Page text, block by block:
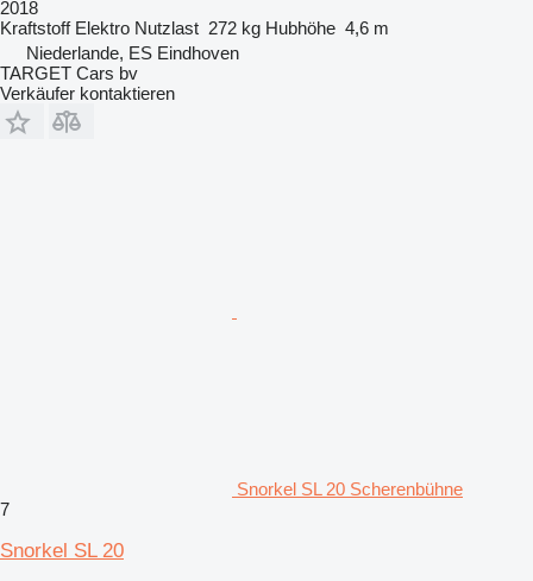
2018
Kraftstoff Elektro Nutzlast 272 kg Hubhöhe 4,6 m
Niederlande, ES Eindhoven
TARGET Cars bv
Verkäufer kontaktieren
Snorkel SL 20 Scherenbühne
7
Snorkel SL 20